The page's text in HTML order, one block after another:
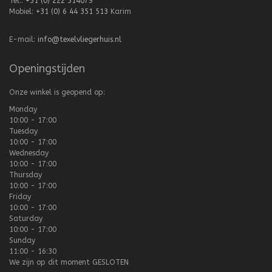
Mobiel: +31 (0) 6 44 351 513 Karim
E-mail: info@texelvliegerhuis.nl
Openingstijden
Onze winkel is geopend op:
Monday
10:00 - 17:00
Tuesday
10:00 - 17:00
Wednesday
10:00 - 17:00
Thursday
10:00 - 17:00
Friday
10:00 - 17:00
Saturday
10:00 - 17:00
Sunday
11:00 - 16:30
We zijn op dit moment GESLOTEN